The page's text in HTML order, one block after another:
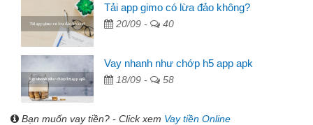
Tải app gimo có lừa đảo không?
20/09 - 40
Vay nhanh như chớp h5 app apk
18/09 - 58
Bạn muốn vay tiền? - Click xem Vay tiền Online